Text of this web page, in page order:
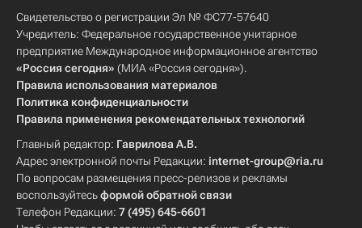
Свидетельство о регистрации Эл № ФС77-57640
Учредитель: Федеральное государственное унитарное
предприятие Международное информационное агентство
«Россия сегодня» (МИА «Россия сегодня»).
Правила использования материалов
Политика конфиденциальности
Правила применения рекомендательных технологий
Главный редактор: Гаврилова А.В.
Адрес электронной почты Редакции: internet-group@ria.ru
По вопросам размещения пресс-релизов и рекламы
воспользуйтесьформой обратной связи
Телефон Редакции: 7 (495) 645-6601